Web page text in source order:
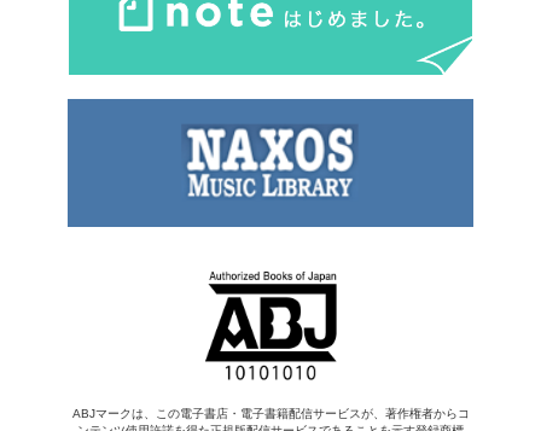
ABJマークは、この電子書店・電子書籍配信サービスが、著作権者からコ